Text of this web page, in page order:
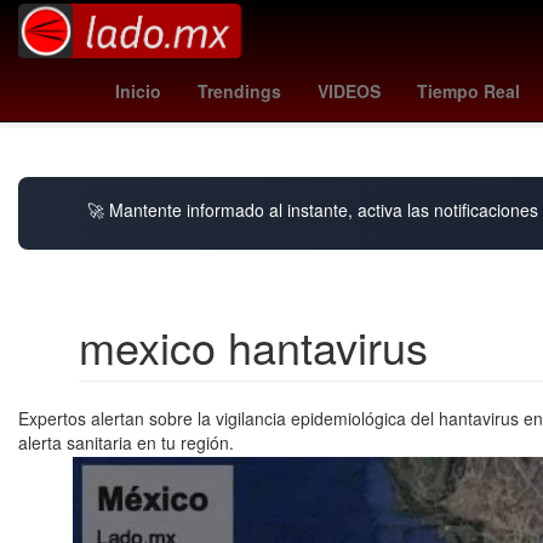
Inicio Trendings VIDEOS Tiempo Real
rosario central - river plate pumas - guadalajara donald
🚀 Mantente informado al instante, activa las
mexico hantavirus
Expertos alertan sobre la vigilancia epidemiológica del hantavirus
alerta sanitaria en tu región.